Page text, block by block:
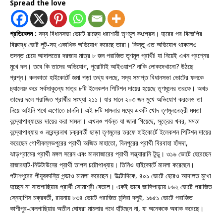
Spread the love
প্রতিবেদন : সদ্য বিধানসভা ভোটে রাজ্যে ধরাশায়ী তৃণমূল কংগ্রেস। হারের পর বিজেপির
বিরুদ্ধে ভোট লুট-সহ একাধিক অভিযোগ করেছে তারা। কিন্তু এত অভিযোগ থাকলেও
তদন্ত চেয়ে আদালতের দরজায় মাত্র ৮ জন পরাজিত তৃণমূল প্রার্থী! যা নিয়েই এখন প্রশ্নের
মুখে দল। তবে কি তাদের অভিযোগ, পুরোটাই আইওয়াশ? নাকি লোকদেখানো? উঠছে
প্রশ্ন। কলকাতা হাইকোর্টে জমা পড়া তথ্য বলছে, সদ্য সমাপ্ত বিধানসভা ভোটের ফলকে
চ্যালেঞ্জ করে সর্বসাকুল্যে মাত্র ৮টি ইলেকশন পিটিশন দায়ের হয়েছে তৃণমূলের তরফে। অথচ
তাদের দলে পরাজিত প্রার্থীর সংখ্যা ২১১। যার মানে ২০৩ জন মুখে অভিযোগ করলেও তা
নিয়ে আইনি পথে এগোতে চাননি। এই ৮টি মামলার মধ্যে একটি খোদ তৃণমূলনেত্রী মমতা
বন্দ্যোপাধ্যায়ের দায়ের করা মামলা। এখনও পর্যন্ত যা জানা গিয়েছে, সূত্রের খবর, মমতা
বন্দ্যোপাধ্যায় ও নরেন্দ্রনাথ চক্রবর্তী ছাড়া তৃণমূলের তরফে হাইকোর্টে ইলেকশন পিটিশন দায়ের
করেছেন গোপীবল্লভপুরের প্রার্থী অজিত মাহাতো, বিনপুরের প্রার্থী বিরবাহা হাঁসদা,
ঝাড়গ্রামের প্রার্থী মঙ্গল সরেন এবং মানবাজারের প্রার্থী সন্ধ্যারানি টুডু। ৩১৬ ভোটে হেরেছেন
রাজারহাট-নিউটাউনের প্রার্থী তাপস চট্টোপাধ্যায়। তিনিও হাইকোর্টে মামলা করেছেন।
পটাশপুরের পীযূষকান্তি পন্ডাও মামলা করেছেন। উল্টোদিকে, ৪০১ ভোটে হেরেও আদালত মুখো
হচ্ছেন না সাতগাছিয়ার প্রার্থী সোমাশ্রী বেতাল। একই ভাবে জাঙ্গিপাড়ায় ৮৬২ ভোটে পরাজিত
স্নেহাশিস চক্রবর্তী, রায়নায় ৮৩৪ ভোটে পরাজিত মন্দিরা দলুই, ১৬৫১ ভোটে পরাজিত
কাশীপুর-বেলগাছিয়ার অতীন ঘোষরা মামলার পথে হাঁটছেন না, যা অনেককে অবাক করেছে।